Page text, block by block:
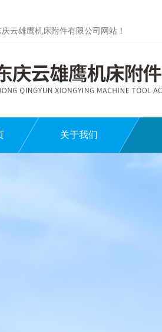
云雄鹰机床附件有限公司网站！
关于我们